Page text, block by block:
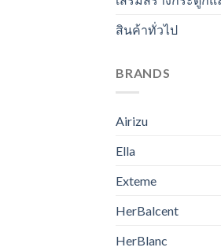
สินค้าทั่วไป
BRANDS
Airizu
Ella
Exteme
HerBalcent
HerBlanc